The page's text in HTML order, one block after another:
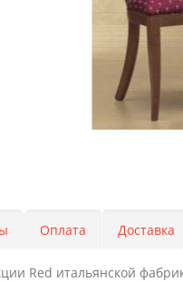
Оплата Доставка
Red итальянской